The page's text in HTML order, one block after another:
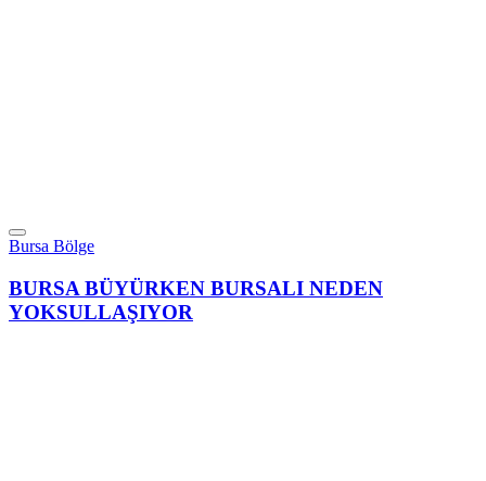
Bursa Bölge
BURSA BÜYÜRKEN BURSALI NEDEN
YOKSULLAŞIYOR